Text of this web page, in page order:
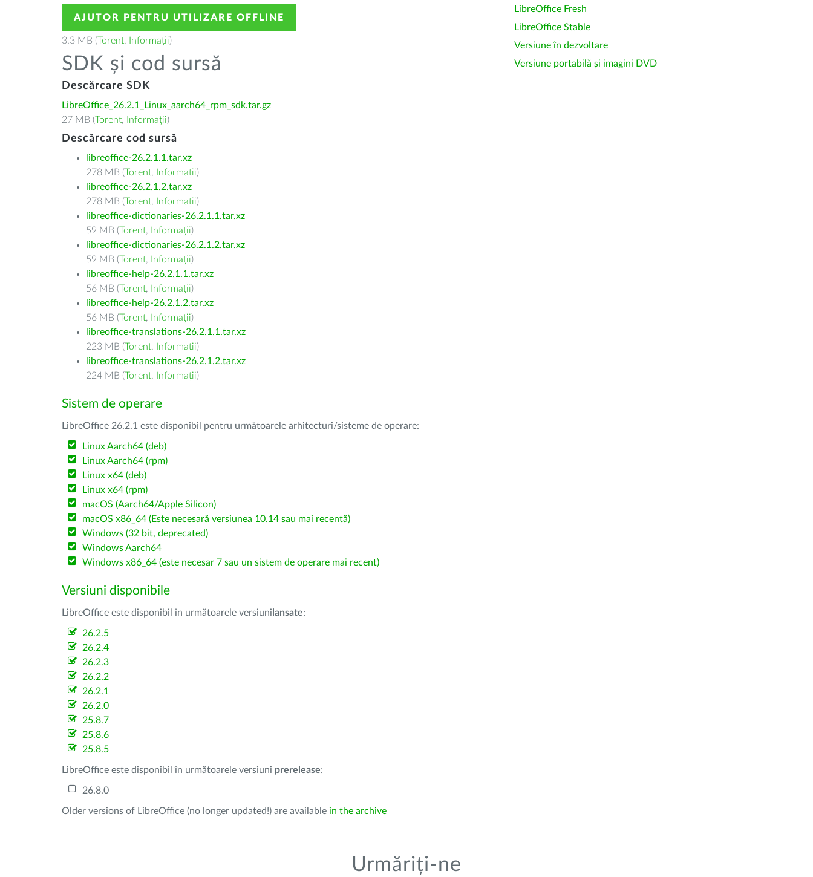
AJUTOR PENTRU UTILIZARE OFFLINE
3.3 MB (Torent, Informații)
SDK și cod sursă
Descărcare SDK
LibreOffice_26.2.1_Linux_aarch64_rpm_sdk.tar.gz
27 MB (Torent, Informații)
Descărcare cod sursă
libreoffice-26.2.1.1.tar.xz
278 MB (Torent, Informații)
libreoffice-26.2.1.2.tar.xz
278 MB (Torent, Informații)
libreoffice-dictionaries-26.2.1.1.tar.xz
59 MB (Torent, Informații)
libreoffice-dictionaries-26.2.1.2.tar.xz
59 MB (Torent, Informații)
libreoffice-help-26.2.1.1.tar.xz
56 MB (Torent, Informații)
libreoffice-help-26.2.1.2.tar.xz
56 MB (Torent, Informații)
libreoffice-translations-26.2.1.1.tar.xz
223 MB (Torent, Informații)
libreoffice-translations-26.2.1.2.tar.xz
224 MB (Torent, Informații)
Sistem de operare
LibreOffice 26.2.1 este disponibil pentru următoarele arhitecturi/sisteme de operare:
Linux Aarch64 (deb)
Linux Aarch64 (rpm)
Linux x64 (deb)
Linux x64 (rpm)
macOS (Aarch64/Apple Silicon)
macOS x86_64 (Este necesară versiunea 10.14 sau mai recentă)
Windows (32 bit, deprecated)
Windows Aarch64
Windows x86_64 (este necesar 7 sau un sistem de operare mai recent)
Versiuni disponibile
LibreOffice este disponibil în următoarele versiuni lansate:
26.2.5
26.2.4
26.2.3
26.2.2
26.2.1
26.2.0
25.8.7
25.8.6
25.8.5
LibreOffice este disponibil în următoarele versiuni prerelease:
26.8.0
Older versions of LibreOffice (no longer updated!) are available in the archive
LibreOffice Fresh
LibreOffice Stable
Versiune în dezvoltare
Versiune portabilă și imagini DVD
Urmăriți-ne